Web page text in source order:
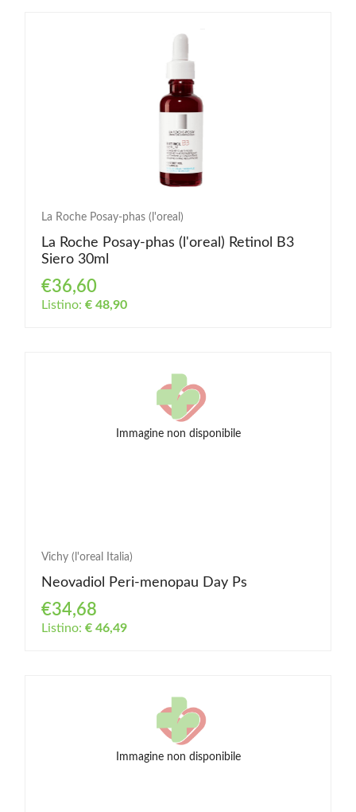
La Roche Posay-phas (l'oreal)
La Roche Posay-phas (l'oreal) Retinol B3
Siero 30ml
€36,60
Listino: € 48,90
Immagine non disponibile
Vichy (l'oreal Italia)
Neovadiol Peri-menopau Day Ps
€34,68
Listino: € 46,49
Immagine non disponibile